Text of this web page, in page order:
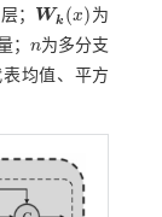
； Wk (x)
Wk(x)
为
；n
n为多分支
均值、平方